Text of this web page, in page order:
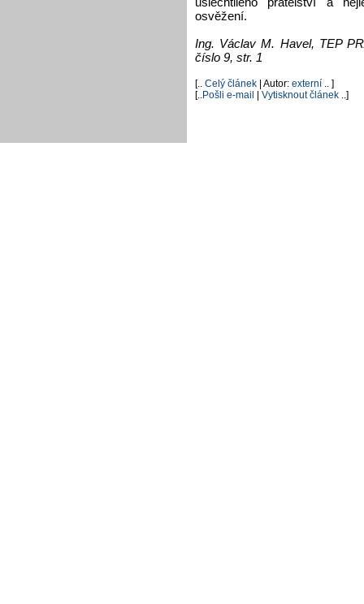
osvěžení.
Ing. Václav M. Havel, TEP
číslo 9, str. 1
[.. Celý článek | Autor: externí .. ]
[.. Pošli e-mail | Vytisknout článek ..]